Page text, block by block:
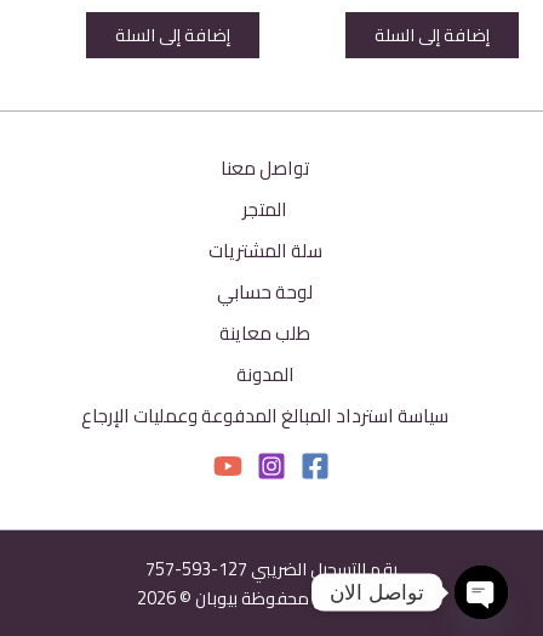
هو:
35.300,00 EGP.
إضافة إلى السلة هو:
7.000,00 EGP.
إضافة إلى السلة
تواصل معنا
المتجر
سلة المشتريات
لوحة حسابي
طلب معاينة
المدونة
سياسة استرداد المبالغ المدفوعة وعمليات الإرجاع
رقم التسجيل الضريبي 127-593-757
جميع الحقوق محفوظة بيوبان © 2026
تواصل الان
Open